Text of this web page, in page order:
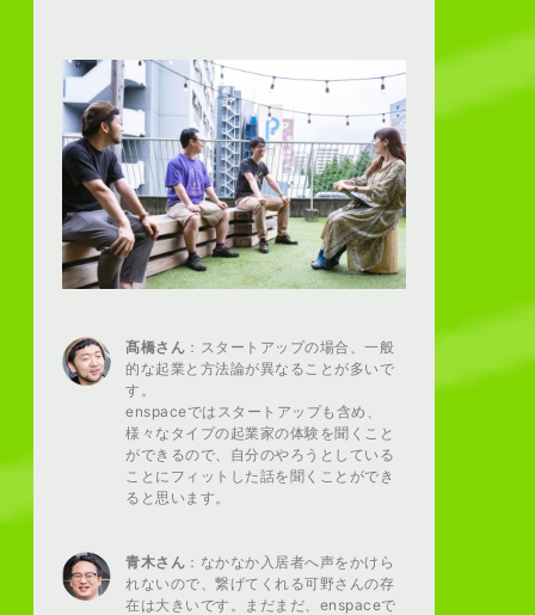
髙橋さん ：スタートアップの場合、一般
的な起業と方法論が異なることが多いで
す。
enspaceではスタートアップも含め、
様々なタイプの起業家の体験を聞くこと
ができるので、自分のやろうとしている
ことにフィットした話を聞くことができ
ると思います。
青木さん ：なかなか入居者へ声をかけら
れないので、繋げてくれる可野さんの存
在は大きいです。まだまだ、enspaceで